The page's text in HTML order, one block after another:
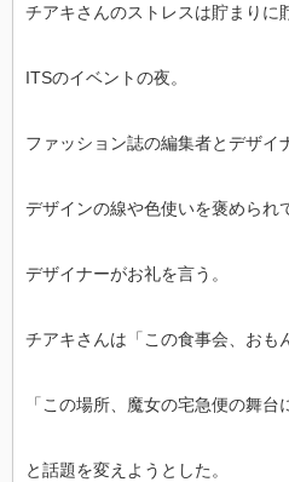
チアキさんのストレスは貯まりに
ITSのイベントの夜。
ファッション誌の編集者とデザイ
デザインの線や色使いを褒められ
デザイナーがお礼を言う。
チアキさんは「この食事会、おも
「この場所、魔女の宅急便の舞台
と話題を変えようとした。